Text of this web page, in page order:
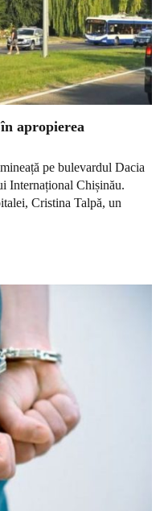
apropierea
pe bulevardul Dacia
Internațional Chișinău.
Cristina Talpă, un